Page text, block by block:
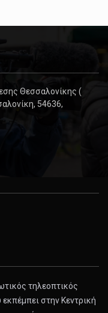
Θεσσαλονίκης (
54636,
τηλεοπτικός
στην Κεντρική